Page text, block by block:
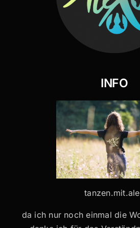
INFO
da ich nur noch einmal die